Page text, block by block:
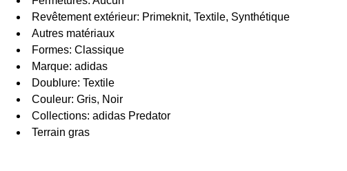
Revêtement extérieur: Primeknit, Textile, Synthétique
Autres matériaux
Formes: Classique
Marque: adidas
Doublure: Textile
Couleur: Gris, Noir
Collections: adidas Predator
Terrain gras